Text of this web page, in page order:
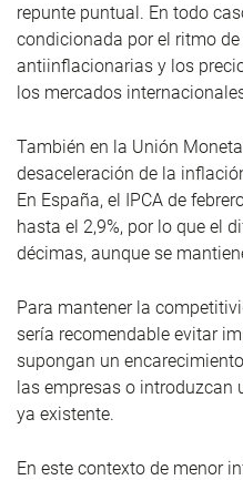
repunte puntual. En todo
condicionada por el ritmo
antiinflacionarias y los
los mercados
También en la Unión
desaceleración de la
En España, el IPCA de
hasta el 2,9%, por lo que el
décimas, aunque se
Para mantener la
sería recomendable evitar
supongan un
las empresas o introduzcan
ya existente.
En este contexto de menor